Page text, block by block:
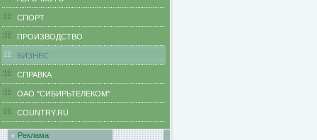
СПОРТ
ПРОИЗВОДСТВО
БИЗНЕС
CПРАВКА
ОАО "СИБИРЬТЕЛЕКОМ"
COUNTRY.RU
Реклама